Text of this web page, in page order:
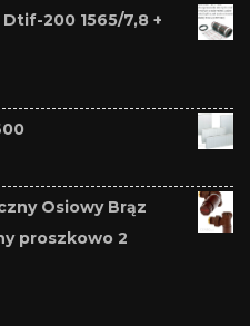
200 1565/7,8 +
Osiowy Brąz
proszkowo 2